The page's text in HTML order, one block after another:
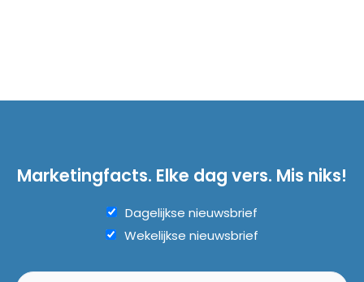
Marketingfacts. Elke dag vers. Mis niks!
Dagelijkse nieuwsbrief
Wekelijkse nieuwsbrief